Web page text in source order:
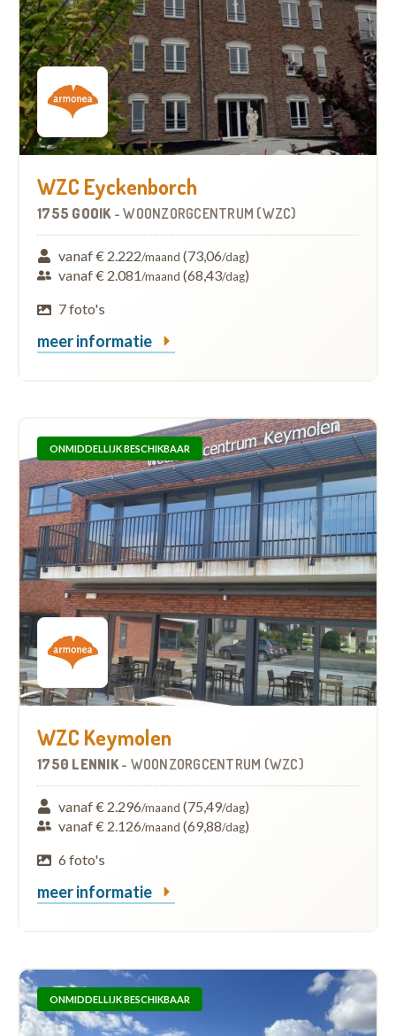
WZC Eyckenborch
1755 GOOIK -WOONZORGCENTRUM (WZC)
vanaf € 2.222/maand (73,06/dag)
vanaf € 2.081/maand (68,43/dag)
7 foto's
meer informatie
ONMIDDELLIJK BESCHIKBAAR
WZC Keymolen
1750 LENNIK- WOONZORGCENTRUM (WZC)
vanaf € 2.296/maand (75,49/dag)
vanaf € 2.126/maand (69,88/dag)
6 foto's
meer informatie
ONMIDDELLIJK BESCHIKBAAR